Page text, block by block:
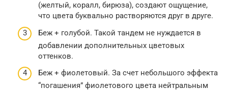
(желтый, коралл, бирюза), создают ощущение,
что цвета буквально растворяются друг в друге.
Беж + голубой. Такой тандем не нуждается в
добавлении дополнительных цветовых
оттенков.
Беж + фиолетовый. За счет небольшого эффекта
“погашения” фиолетового цвета нейтральным